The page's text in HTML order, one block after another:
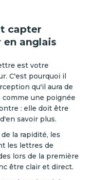
capter
anglais
est votre
C'est pourquoi il
qu'il aura de
une poignée
: elle doit être
savoir plus.
la rapidité, les
les lettres de
lors de la première
être clair et direct.